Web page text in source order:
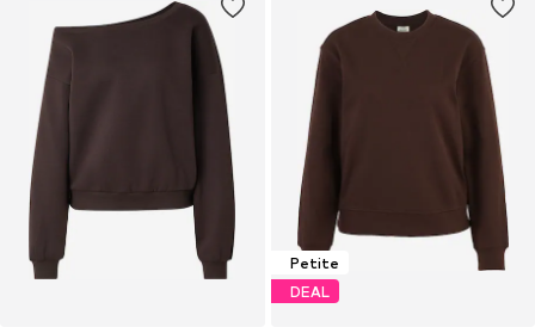
Petite
DEAL